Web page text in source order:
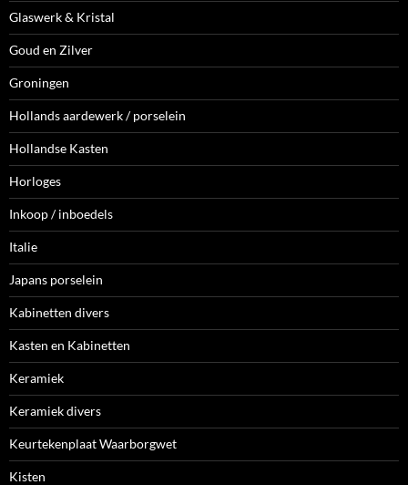
Glaswerk & Kristal
Goud en Zilver
Groningen
Hollands aardewerk / porselein
Hollandse Kasten
Horloges
Inkoop / inboedels
Italie
Japans porselein
Kabinetten divers
Kasten en Kabinetten
Keramiek
Keramiek divers
Keurtekenplaat Waarborgwet
Kisten